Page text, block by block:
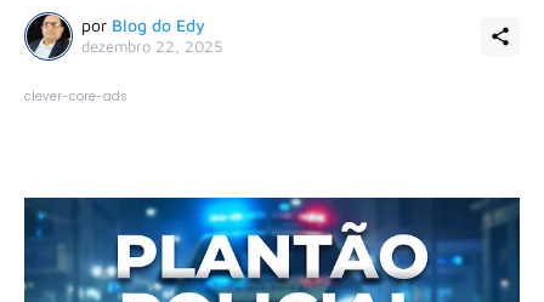
por Blog do Edy
dezembro 22, 2025
clever-core-ads